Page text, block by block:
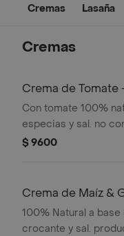
Cremas Lasaña
Cremas
Crema de
Congelado
Con tomate 100%
especias y sal. no
viene acompañada
$ 9600
Crema de Maíz &
100% Natural a base
crocante y sal.